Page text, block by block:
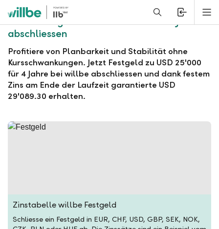
Alerts.Headline
willbe Festgeld zu USD 25'000 für 4 Jahre
abschliessen
Profitiere von Planbarkeit und Stabilität ohne
Kursschwankungen. Jetzt Festgeld zu USD 25'000
für 4 Jahre bei willbe abschliessen und dank festem
Zins am Ende der Laufzeit garantierte USD
29'089.30 erhalten.
Zinstabelle willbe Festgeld
Schliesse ein Festgeld in EUR, CHF, USD, GBP, SEK, NOK,